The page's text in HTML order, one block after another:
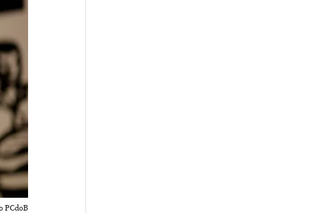
PCdoB